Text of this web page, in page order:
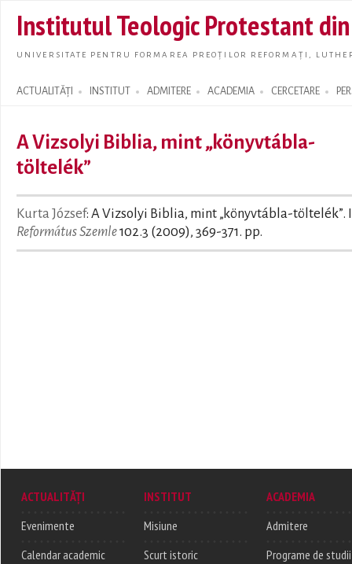
main
Institutul Teologic Protestant
UNIVERSITATE PENTRU FORMAREA PREOȚILOR REFORMAȚI,
ACTUALITĂȚI INSTITUT ADMITERE ACADEMIA CERCETARE
Search form
A Vizsolyi Biblia, mint „könyvtábla-
töltelék”
Kurta József: A Vizsolyi Biblia, mint „könyvtábla-töltelék”.
Református Szemle102.3 (2009), 369-371. pp.
ACTUALITĂȚI
Evenimente
Calendar academic
INSTITUT
Misiune
Scurt istoric
ACADEMIA
Admitere
Programe de studii